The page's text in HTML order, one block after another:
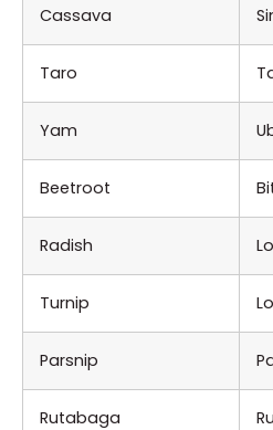
Cassava
Taro
Yam
Beetroot
Radish
Turnip
Parsnip
Rutabaga